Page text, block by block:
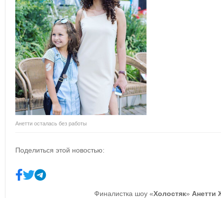
Анетти осталась без работы
Поделиться этой новостью:
Финалистка шоу «Холостяк» Анетти